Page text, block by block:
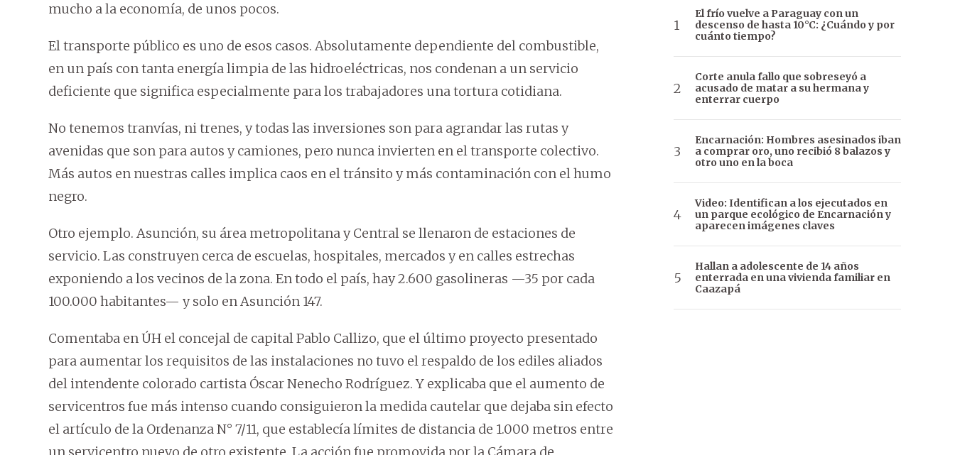
mucho a la economía, de unos pocos.
El transporte público es uno de esos casos. Absolutamente dependiente del combustible,
en un país con tanta energía limpia de las hidroeléctricas, nos condenan a un servicio
deficiente que significa especialmente para los trabajadores una tortura cotidiana.
No tenemos tranvías, ni trenes, y todas las inversiones son para agrandar las rutas y
avenidas que son para autos y camiones, pero nunca invierten en el transporte colectivo.
Más autos en nuestras calles implica caos en el tránsito y más contaminación con el humo
negro.
Otro ejemplo. Asunción, su área metropolitana y Central se llenaron de estaciones de
servicio. Las construyen cerca de escuelas, hospitales, mercados y en calles estrechas
exponiendo a los vecinos de la zona. En todo el país, hay 2.600 gasolineras —35 por cada
100.000 habitantes— y solo en Asunción 147.
Comentaba en ÚH el concejal de capital Pablo Callizo, que el último proyecto presentado
para aumentar los requisitos de las instalaciones no tuvo el respaldo de los ediles aliados
del intendente colorado cartista Óscar Nenecho Rodríguez. Y explicaba que el aumento de
servicentros fue más intenso cuando consiguieron la medida cautelar que dejaba sin efecto
el artículo de la Ordenanza N° 7/11, que establecía límites de distancia de 1.000 metros entre
El frío vuelve a Paraguay con un
descenso de hasta 10°C: ¿Cuándo y por
cuánto tiempo?
Corte anula fallo que sobreseyó a
acusado de matar a su hermana y
enterrar cuerpo
Encarnación: Hombres asesinados iban
a comprar oro, uno recibió 8 balazos y
otro uno en la boca
Video: Identifican a los ejecutados en
un parque ecológico de Encarnación y
aparecen imágenes claves
Hallan a adolescente de 14 años
enterrada en una vivienda familiar en
Caazapá